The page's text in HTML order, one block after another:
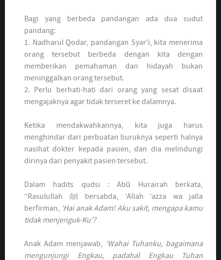
Bagi yang berbeda pandangan ada dua sudut
pandang:
1. Nadharul Qodar, pandangan Syar'i, kita menerima
orang tersebut berbeda dengan kita dengan
memberikan pemahaman dan hidayah bukan
meninggalkan orang tersebut.
2. Perlu berhati-hati dari orang yang sesat disaat
mengajaknya agar tidak terseret ke dalamnya.
Ketika mendakwahkannya, kita juga harus
menghindar dari perbuatan buruknya seperti halnya
nasihat dokter kepada pasien, dan dia melindungi
dirinya dari penyakit pasien tersebut.
Dalam hadits qudsi : Abū Hurairah berkata,
“Rasulullah ﷺ bersabda, ‘Allah ‘azza wa jalla
berfirman, ‘Hai anak Adam! Aku sakit, mengapa kamu
tidak menjenguk-Ku’?
Anak Adam menjawab, ‘Wahai Tuhanku, bagaimana
mengunjungi Engkau, padahal Engkau Tuhan